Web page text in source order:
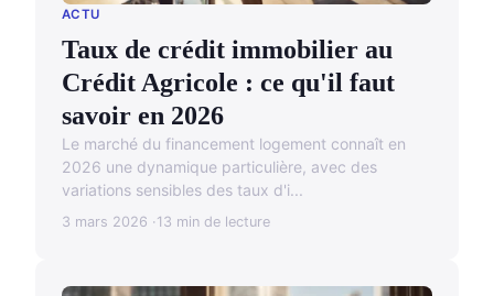
ACTU
Taux de crédit immobilier au
Crédit Agricole : ce qu'il faut
savoir en 2026
Le marché du financement logement connaît en
2026 une dynamique particulière, avec des
variations sensibles des taux d'i...
3 mars 2026 13 min de lecture